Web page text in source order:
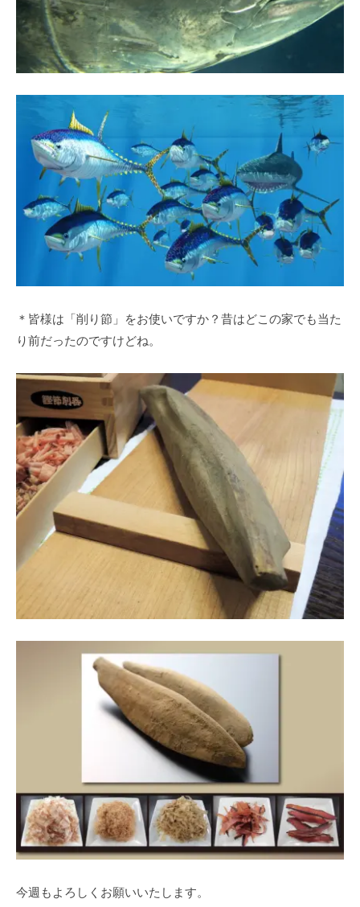
＊皆様は「削り節」をお使いですか？昔はどこの家でも当た
り前だったのですけどね。
今週もよろしくお願いいたします。